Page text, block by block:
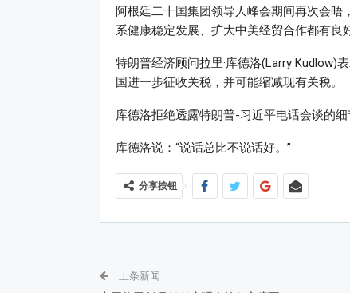
阿根廷二十国集团领导人峰会期间再次会
系健康稳定发展、扩大中美经贸合作都有良
特朗普经济顾问拉里·库德洛(Larry Kudlow)
国进一步征收关税，并可能缩减现有关税。
库德洛拒绝透露特朗普-习近平电话会谈的细
库德洛说：“说话总比不说话好。”
分享按钮
上条新闻